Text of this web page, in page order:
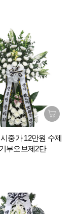
중가 12만원 수제
부오브제2단